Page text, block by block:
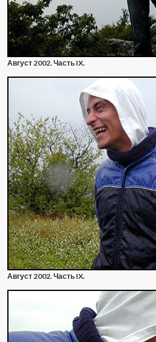
Август 2002. Часть IX.
Август 2002. Часть IX.